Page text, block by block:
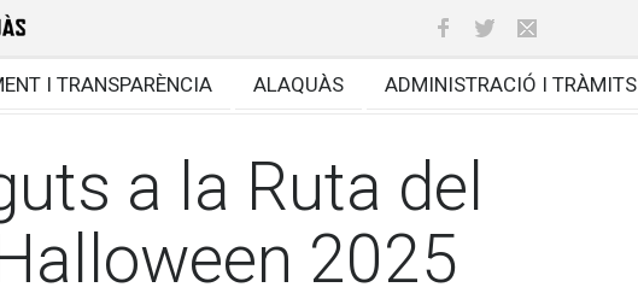
I TRANSPARÈNCIA ALAQUÀS ADMINISTRACIÓ I TRÀMITS
a la Ruta del
2025